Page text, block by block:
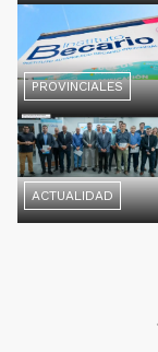
PROVINCIALES
ACTUALIDAD